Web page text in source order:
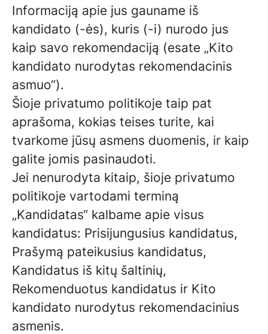
Informaciją apie jus gauname iš
kandidato (-ės), kuris (-i) nurodo jus
kaip savo rekomendaciją (esate „Kito
kandidato nurodytas rekomendacinis
asmuo“).
Šioje privatumo politikoje taip pat
aprašoma, kokias teises turite, kai
tvarkome jūsų asmens duomenis, ir kaip
galite jomis pasinaudoti.
Jei nenurodyta kitaip, šioje privatumo
politikoje vartodami terminą
„Kandidatas“ kalbame apie visus
kandidatus: Prisijungusius kandidatus,
Prašymą pateikusius kandidatus,
Kandidatus iš kitų šaltinių,
Rekomenduotus kandidatus ir Kito
kandidato nurodytus rekomendacinius
asmenis.